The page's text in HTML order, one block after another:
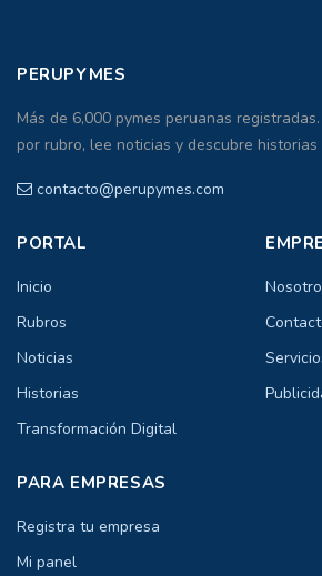
PERUPYMES
Más de 6,000 pymes peruanas
por rubro, lee noticias y descubre historias
contacto@perupymes.com
PORTAL
Inicio
Rubros
Noticias
Historias
Transformación Digital
PARA EMPRESAS
Registra tu empresa
Mi panel